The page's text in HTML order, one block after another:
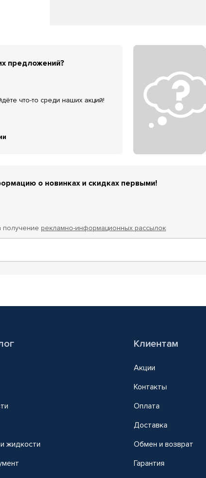
предложений?
что-то среди наших акций!
о новинках и скидках первыми!
получение рекламно-информационных рассылок
жидкости
Клиентам
Акции
Контакты
Оплата
Доставка
Обмен и возврат
Гарантия